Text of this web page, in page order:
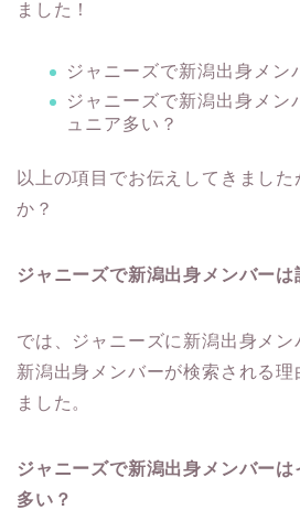
ました！
ジャニーズで新潟出身メン
ジャニーズで新潟出身メン
ュニア多い？
以上の項目でお伝えしてきまし
か？
ジャニーズで新潟出身メンバーは
では、ジャニーズに新潟出身メン
新潟出身メンバーが検索される理
ました。
ジャニーズで新潟出身メンバー
多い？